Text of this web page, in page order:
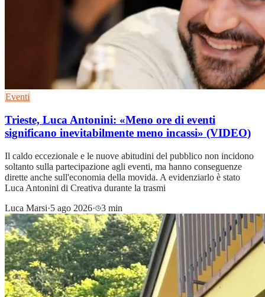
Eventi
Trieste, Luca Antonini: «Meno ore di eventi
significano inevitabilmente meno incassi» (VIDEO)
Il caldo eccezionale e le nuove abitudini del pubblico non incidono
soltanto sulla partecipazione agli eventi, ma hanno conseguenze
dirette anche sull'economia della movida. A evidenziarlo è stato
Luca Antonini di Creativa durante la trasmi
Luca Marsi·5 ago 2026· 3 min